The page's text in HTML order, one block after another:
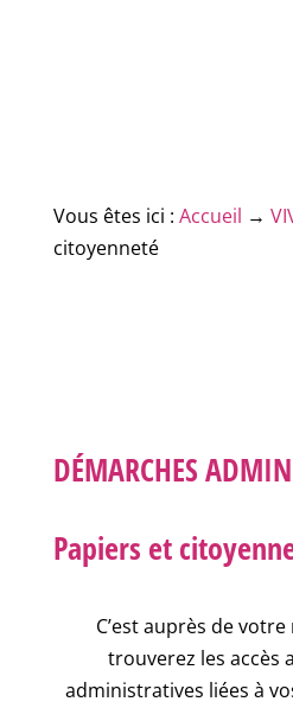
Vous êtes ici : Accueil →
citoyenneté
DÉMARCHES
Papiers et
C’est auprès de
trouverez les accès
administratives liées à